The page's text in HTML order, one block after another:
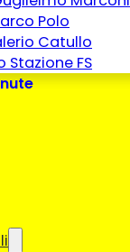
Polo
Catullo
Stazione FS